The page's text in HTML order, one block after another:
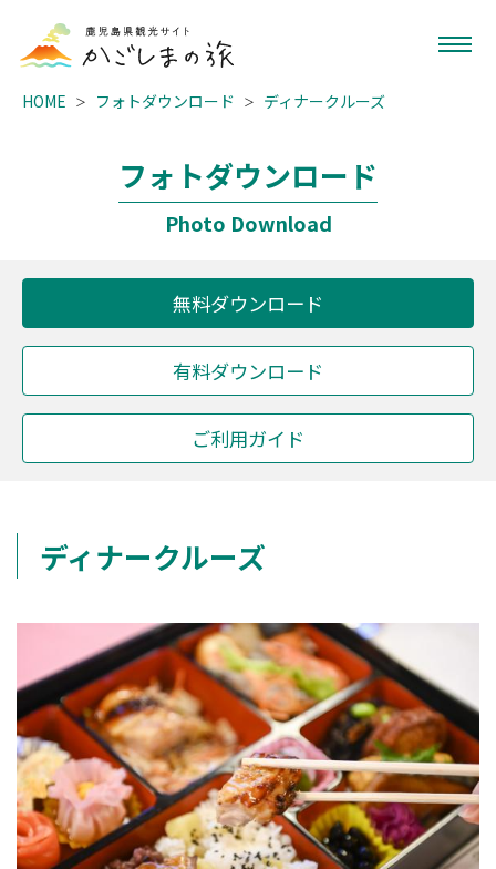
HOME フォトダウンロード ディナークルーズ
フォトダウンロード
Photo Download
無料ダウンロード
有料ダウンロード
ご利用ガイド
ディナークルーズ